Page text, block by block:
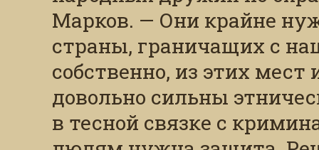
Марков. — Они крайне
страны, граничащих с
собственно, из этих
довольно сильны
в тесной связке с